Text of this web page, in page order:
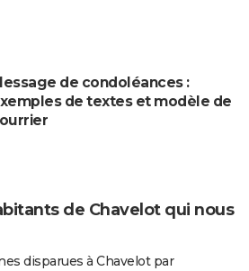
de condoléances :
de textes et modèle de
de Chavelot qui nous
disparues à Chavelot par